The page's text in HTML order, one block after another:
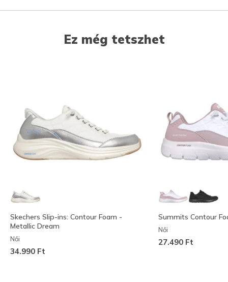
Ez még tetszhet
Skechers Slip-ins: Contour Foam -
Metallic Dream
Női
34.990 Ft
Summits Contour
Női
27.490 Ft